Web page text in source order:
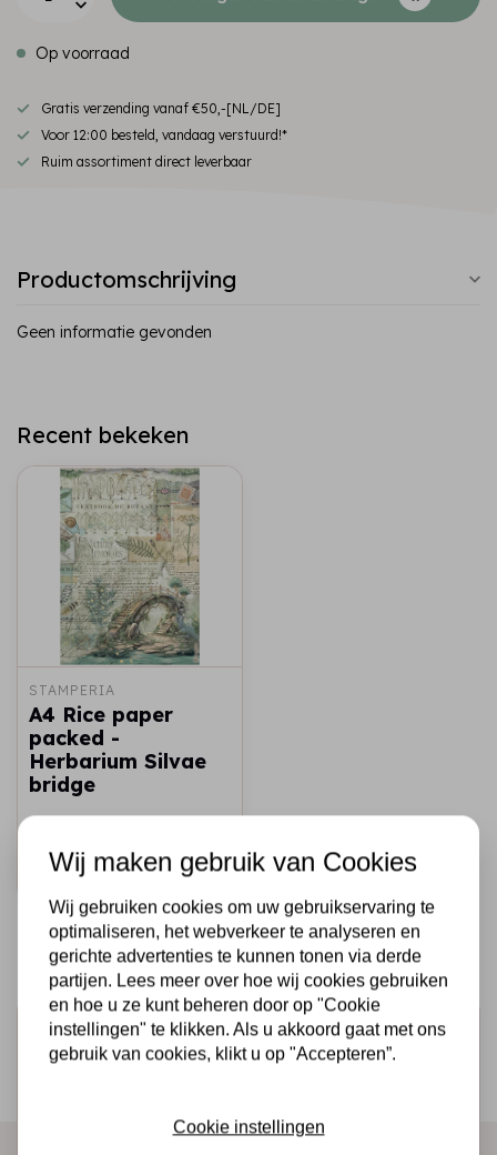
Op voorraad
Gratis verzending vanaf €50,-[NL/DE]
Voor 12:00 besteld, vandaag verstuurd!*
Ruim assortiment direct leverbaar
Productomschrijving
Geen informatie gevonden
Recent bekeken
STAMPERIA
A4 Rice paper
packed -
Herbarium Silvae
bridge
€2,25 Op voorraad
Snel toevoegen
Schrijf je in voor de nieuwsbrief
Ontvang als eerste onze actie en nieuwe producten
Wij maken gebruik van Cookies
Wij gebruiken cookies om uw gebruikservaring te
optimaliseren, het webverkeer te analyseren en
gerichte advertenties te kunnen tonen via derde
partijen. Lees meer over hoe wij cookies gebruiken
en hoe u ze kunt beheren door op "Cookie
instellingen" te klikken. Als u akkoord gaat met ons
gebruik van cookies, klikt u op "Accepteren”.
Cookie instellingen